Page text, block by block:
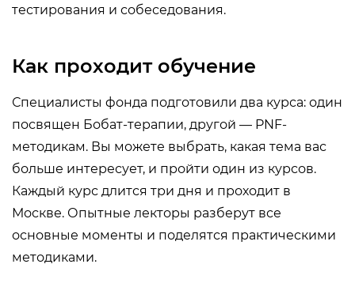
тестирования и собеседования.
Как проходит обучение
Специалисты фонда подготовили два курса: один
посвящен Бобат-терапии, другой — PNF-
методикам. Вы можете выбрать, какая тема вас
больше интересует, и пройти один из курсов.
Каждый курс длится три дня и проходит в
Москве. Опытные лекторы разберут все
основные моменты и поделятся практическими
методиками.